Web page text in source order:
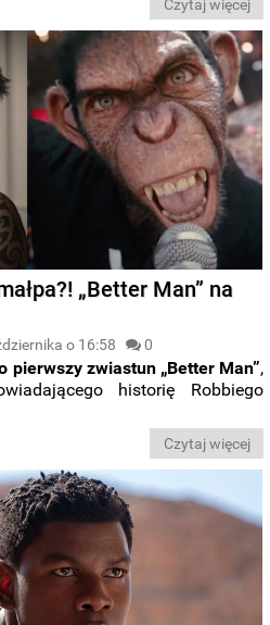
Czytaj więcej
„Better Man” na
o 16:58 0
pierwszy zwiastun „Better Man”,
historię Robbiego
Czytaj więcej